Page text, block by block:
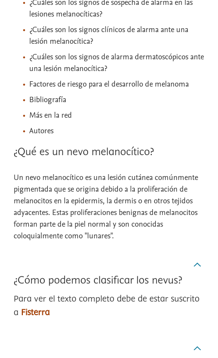
¿Cuáles son los signos de sospecha de alarma en las
lesiones melanocíticas?
¿Cuáles son los signos clínicos de alarma ante una
lesión melanocítica?
¿Cuáles son los signos de alarma dermatoscópicos ante
una lesión melanocítica?
Factores de riesgo para el desarrollo de melanoma
Bibliografía
Más en la red
Autores
¿Qué es un nevo melanocítico?
Un nevo melanocítico es una lesión cutánea comúnmente
pigmentada que se origina debido a la proliferación de
melanocitos en la epidermis, la dermis o en otros tejidos
adyacentes. Estas proliferaciones benignas de melanocitos
forman parte de la piel normal y son conocidas
coloquialmente como "lunares".
¿Cómo podemos clasificar los nevus?
Para ver el texto completo debe de estar suscrito
a Fisterra